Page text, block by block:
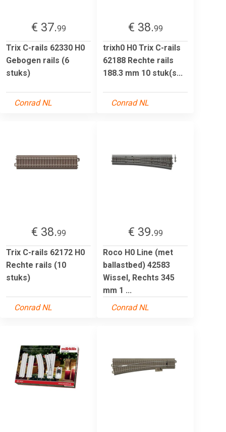
€ 37.99
Trix C-rails 62330 H0
Gebogen rails (6
stuks)
Conrad NL
€ 38.99
trixh0 H0 Trix C-rails
62188 Rechte rails
188.3 mm 10 stuk(s...
Conrad NL
€ 38.99
Trix C-rails 62172 H0
Rechte rails (10
stuks)
Conrad NL
€ 39.99
Roco H0 Line (met
ballastbed) 42583
Wissel, Rechts 345
mm 1 ...
Conrad NL